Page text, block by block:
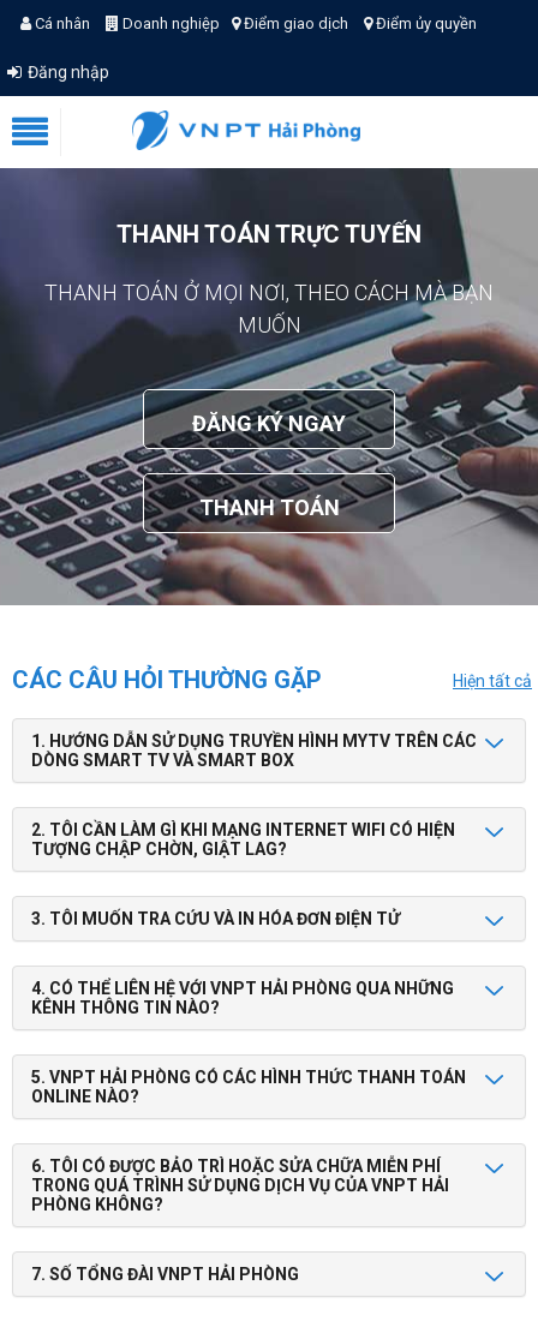
Cá nhân Doanh nghiệp Điểm giao dịch Điểm ủy quyền
Đăng nhập
THANH TOÁN TRỰC TUYẾN
THANH TOÁN Ở MỌI NƠI, THEO CÁCH MÀ BẠN
MUỐN
ĐĂNG KÝ NGAY
THANH TOÁN
Hiện tất cả
CÁC CÂU HỎI THƯỜNG GẶP
1. HƯỚNG DẪN SỬ DỤNG TRUYỀN HÌNH MYTV TRÊN CÁC
DÒNG SMART TV VÀ SMART BOX
2. TÔI CẦN LÀM GÌ KHI MẠNG INTERNET WIFI CÓ HIỆN
TƯỢNG CHẬP CHỜN, GIẬT LAG?
3. TÔI MUỐN TRA CỨU VÀ IN HÓA ĐƠN ĐIỆN TỬ
4. CÓ THỂ LIÊN HỆ VỚI VNPT HẢI PHÒNG QUA NHỮNG
KÊNH THÔNG TIN NÀO?
5. VNPT HẢI PHÒNG CÓ CÁC HÌNH THỨC THANH TOÁN
ONLINE NÀO?
6. TÔI CÓ ĐƯỢC BẢO TRÌ HOẶC SỬA CHỮA MIỄN PHÍ
TRONG QUÁ TRÌNH SỬ DỤNG DỊCH VỤ CỦA VNPT HẢI
PHÒNG KHÔNG?
7. SỐ TỔNG ĐÀI VNPT HẢI PHÒNG